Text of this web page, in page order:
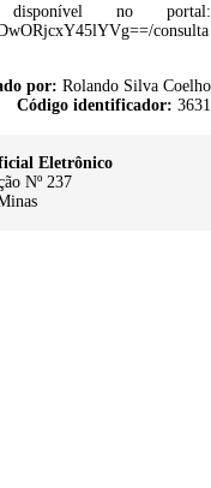
no portal:
consulta
por: Rolando Silva Coelho
Código identificador: 3631
Eletrônico
Nº 237